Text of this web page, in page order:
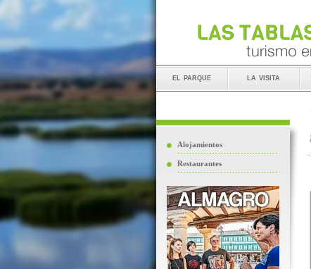
el parque la visita
Alojamientos
Restaurantes